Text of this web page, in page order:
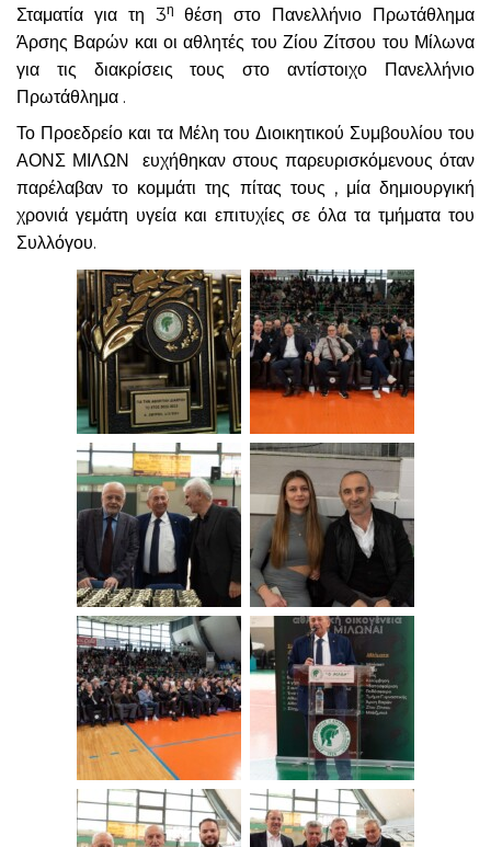
Σταματία για τη 3η
θέση στο Πανελλήνιο Πρωτάθλημα
Άρσης Βαρών και οι αθλητές του Ζίου Ζίτσου του Μίλωνα
για τις διακρίσεις τους στο αντίστοιχο Πανελλήνιο
Πρωτάθλημα .
Το Προεδρείο και τα Μέλη του Διοικητικού Συμβουλίου του
ΑΟΝΣ ΜΙΛΩΝ ευχήθηκαν στους παρευρισκόμενους όταν
παρέλαβαν το κομμάτι της πίτας τους , μία δημιουργική
χρονιά γεμάτη υγεία και επιτυχίες σε όλα τα τμήματα του
Συλλόγου.